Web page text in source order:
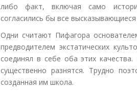
либо факт, включая само
согласились бы все
Одни считают Пифагора
предводителем экстатических
соединял в себе оба этих
существенно разнятся. Трудно
созданная им школа.